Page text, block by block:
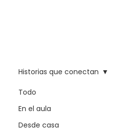
Todo
En el aula
Desde casa
Historias que conectan